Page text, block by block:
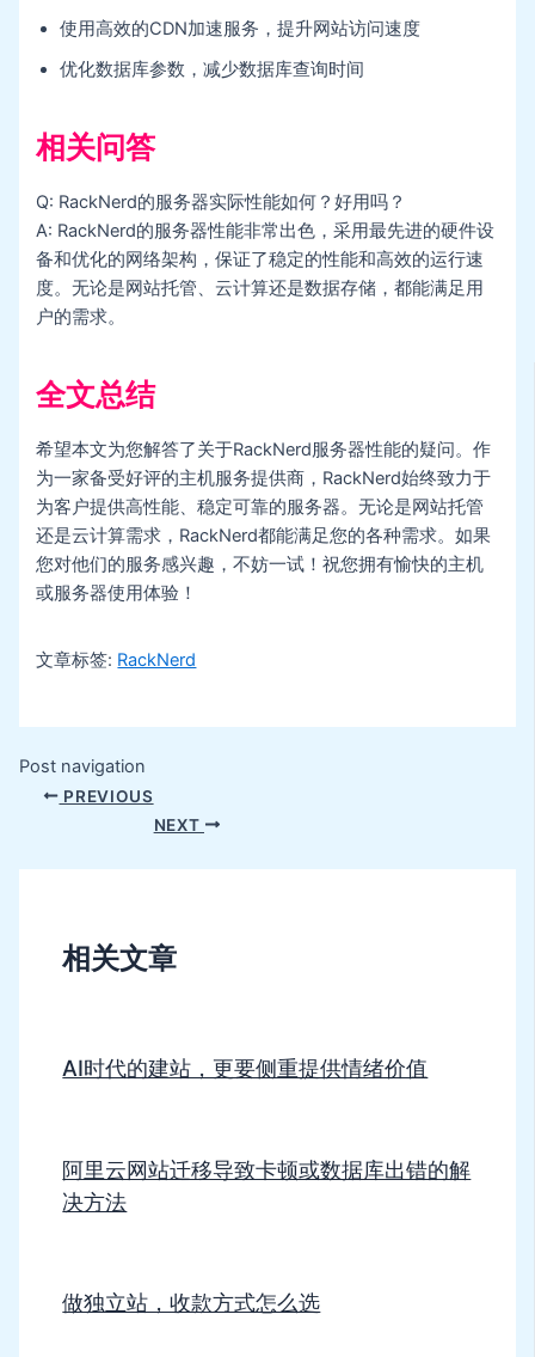
使用高效的CDN加速服务，提升网站访问速度
优化数据库参数，减少数据库查询时间
相关问答
Q: RackNerd的服务器实际性能如何？好用吗？
A: RackNerd的服务器性能非常出色，采用最先进的硬件设
备和优化的网络架构，保证了稳定的性能和高效的运行速
度。无论是网站托管、云计算还是数据存储，都能满足用
户的需求。
全文总结
希望本文为您解答了关于RackNerd服务器性能的疑问。作
为一家备受好评的主机服务提供商，RackNerd始终致力于
为客户提供高性能、稳定可靠的服务器。无论是网站托管
还是云计算需求，RackNerd都能满足您的各种需求。如果
您对他们的服务感兴趣，不妨一试！祝您拥有愉快的主机
或服务器使用体验！
文章标签: RackNerd
Post navigation
PREVIOUS
NEXT
相关文章
AI时代的建站，更要侧重提供情绪价值
阿里云网站迁移导致卡顿或数据库出错的解
决方法
做独立站，收款方式怎么选